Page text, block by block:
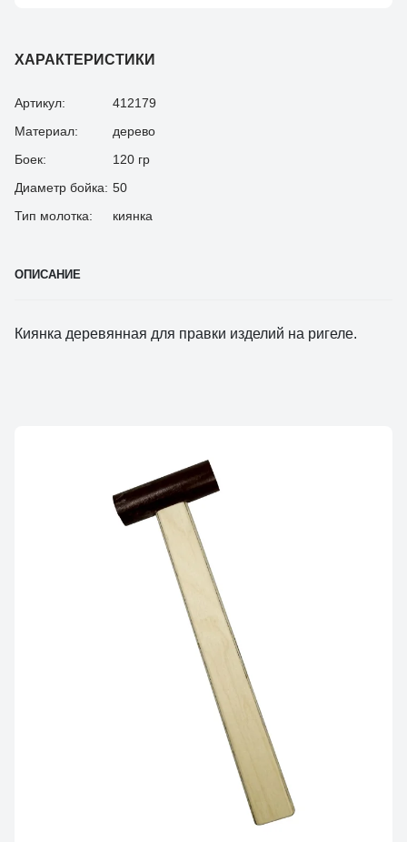
ХАРАКТЕРИСТИКИ
Артикул:
412179
Материал:
дерево
Боек:
120 гр
Диаметр бойка: 50
Тип молотка:
киянка
ОПИСАНИЕ
Киянка деревянная для правки изделий на ригеле.